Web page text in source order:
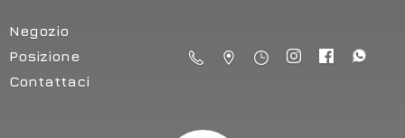
Negozio
Posizione
Contattaci